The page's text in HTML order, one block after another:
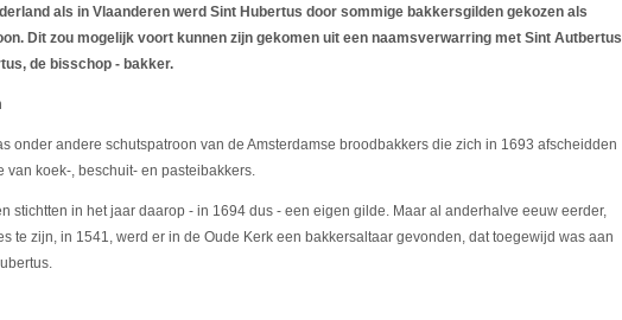
als in Vlaanderen werd Sint Hubertus door sommige bakkersgilden gekozen als
Dit zou mogelijk voort kunnen zijn gekomen uit een naamsverwarring met Sint Autbertus
de bisschop - bakker.
onder andere schutspatroon van de Amsterdamse broodbakkers die zich in 1693 afscheidden
van koek-, beschuit- en pasteibakkers.
stichtten in het jaar daarop - in 1694 dus - een eigen gilde. Maar al anderhalve eeuw eerder,
te zijn, in 1541, werd er in de Oude Kerk een bakkersaltaar gevonden, dat toegewijd was aan